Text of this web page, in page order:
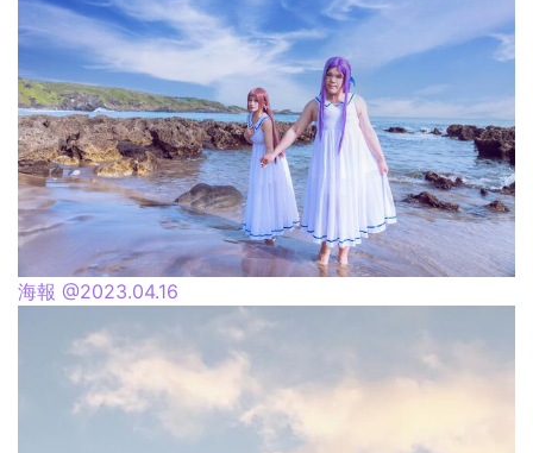
海報 @2023.04.16